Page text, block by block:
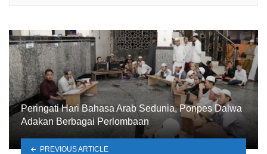
Peringati Hari Bahasa Arab Sedunia, Ponpes Dalwa
Adakan Berbagai Perlombaan
PREVIOUS ARTICLE